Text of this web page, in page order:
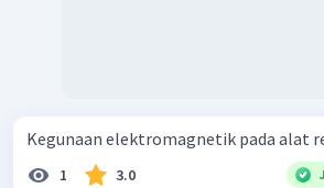
Kegunaan elektromagnetik pada alat
1 3.0